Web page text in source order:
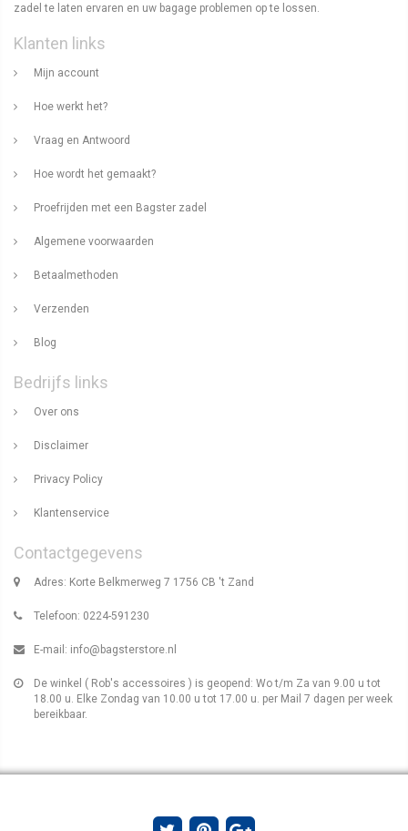
zadel te laten ervaren en uw bagage problemen op te lossen.
Klanten links
Mijn account
Hoe werkt het?
Vraag en Antwoord
Hoe wordt het gemaakt?
Proefrijden met een Bagster zadel
Algemene voorwaarden
Betaalmethoden
Verzenden
Blog
Bedrijfs links
Over ons
Disclaimer
Privacy Policy
Klantenservice
Contactgegevens
Adres: Korte Belkmerweg 7 1756 CB 't Zand
Telefoon: 0224-591230
E-mail: info@bagsterstore.nl
De winkel ( Rob's accessoires ) is geopend: Wo t/m Za van 9.00 u tot
18.00 u. Elke Zondag van 10.00 u tot 17.00 u. per Mail 7 dagen per week
bereikbaar.